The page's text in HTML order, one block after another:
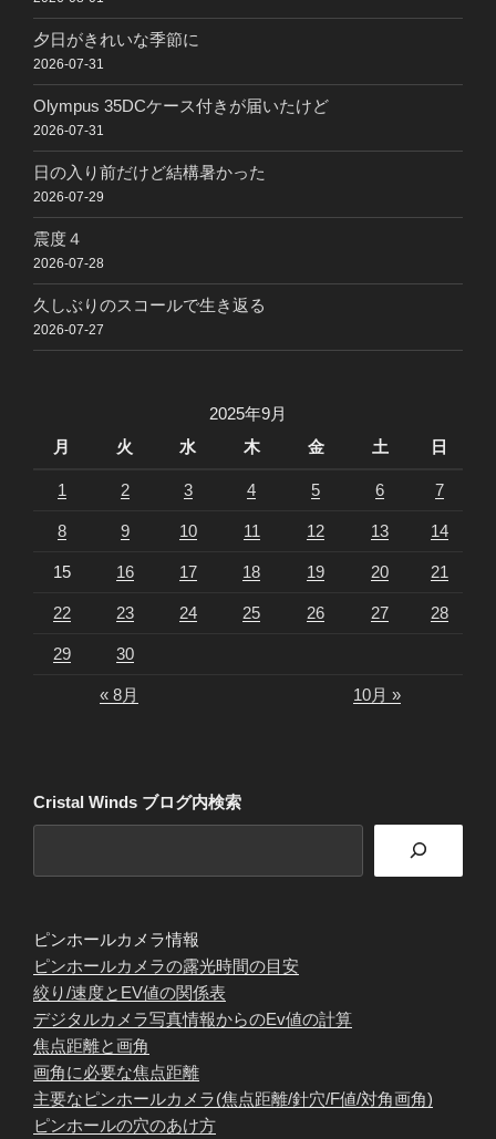
夕日がきれいな季節に
2026-07-31
Olympus 35DCケース付きが届いたけど
2026-07-31
日の入り前だけど結構暑かった
2026-07-29
震度４
2026-07-28
久しぶりのスコールで生き返る
2026-07-27
2025年9月
月
火 水 木 金 土 日
1 2 3 4 5 6 7
8 9 10 11 12 13 14
15 16 17 18 19 20 21
22 23 24 25 26 27 28
29 30
« 8月 10月 »
Cristal Winds ブログ内検索
ピンホールカメラ情報
ピンホールカメラの露光時間の目安
絞り/速度とEV値の関係表
デジタルカメラ写真情報からのEv値の計算
焦点距離と画角
画角に必要な焦点距離
主要なピンホールカメラ(焦点距離/針穴/F値/対角画角)
ピンホールの穴のあけ方